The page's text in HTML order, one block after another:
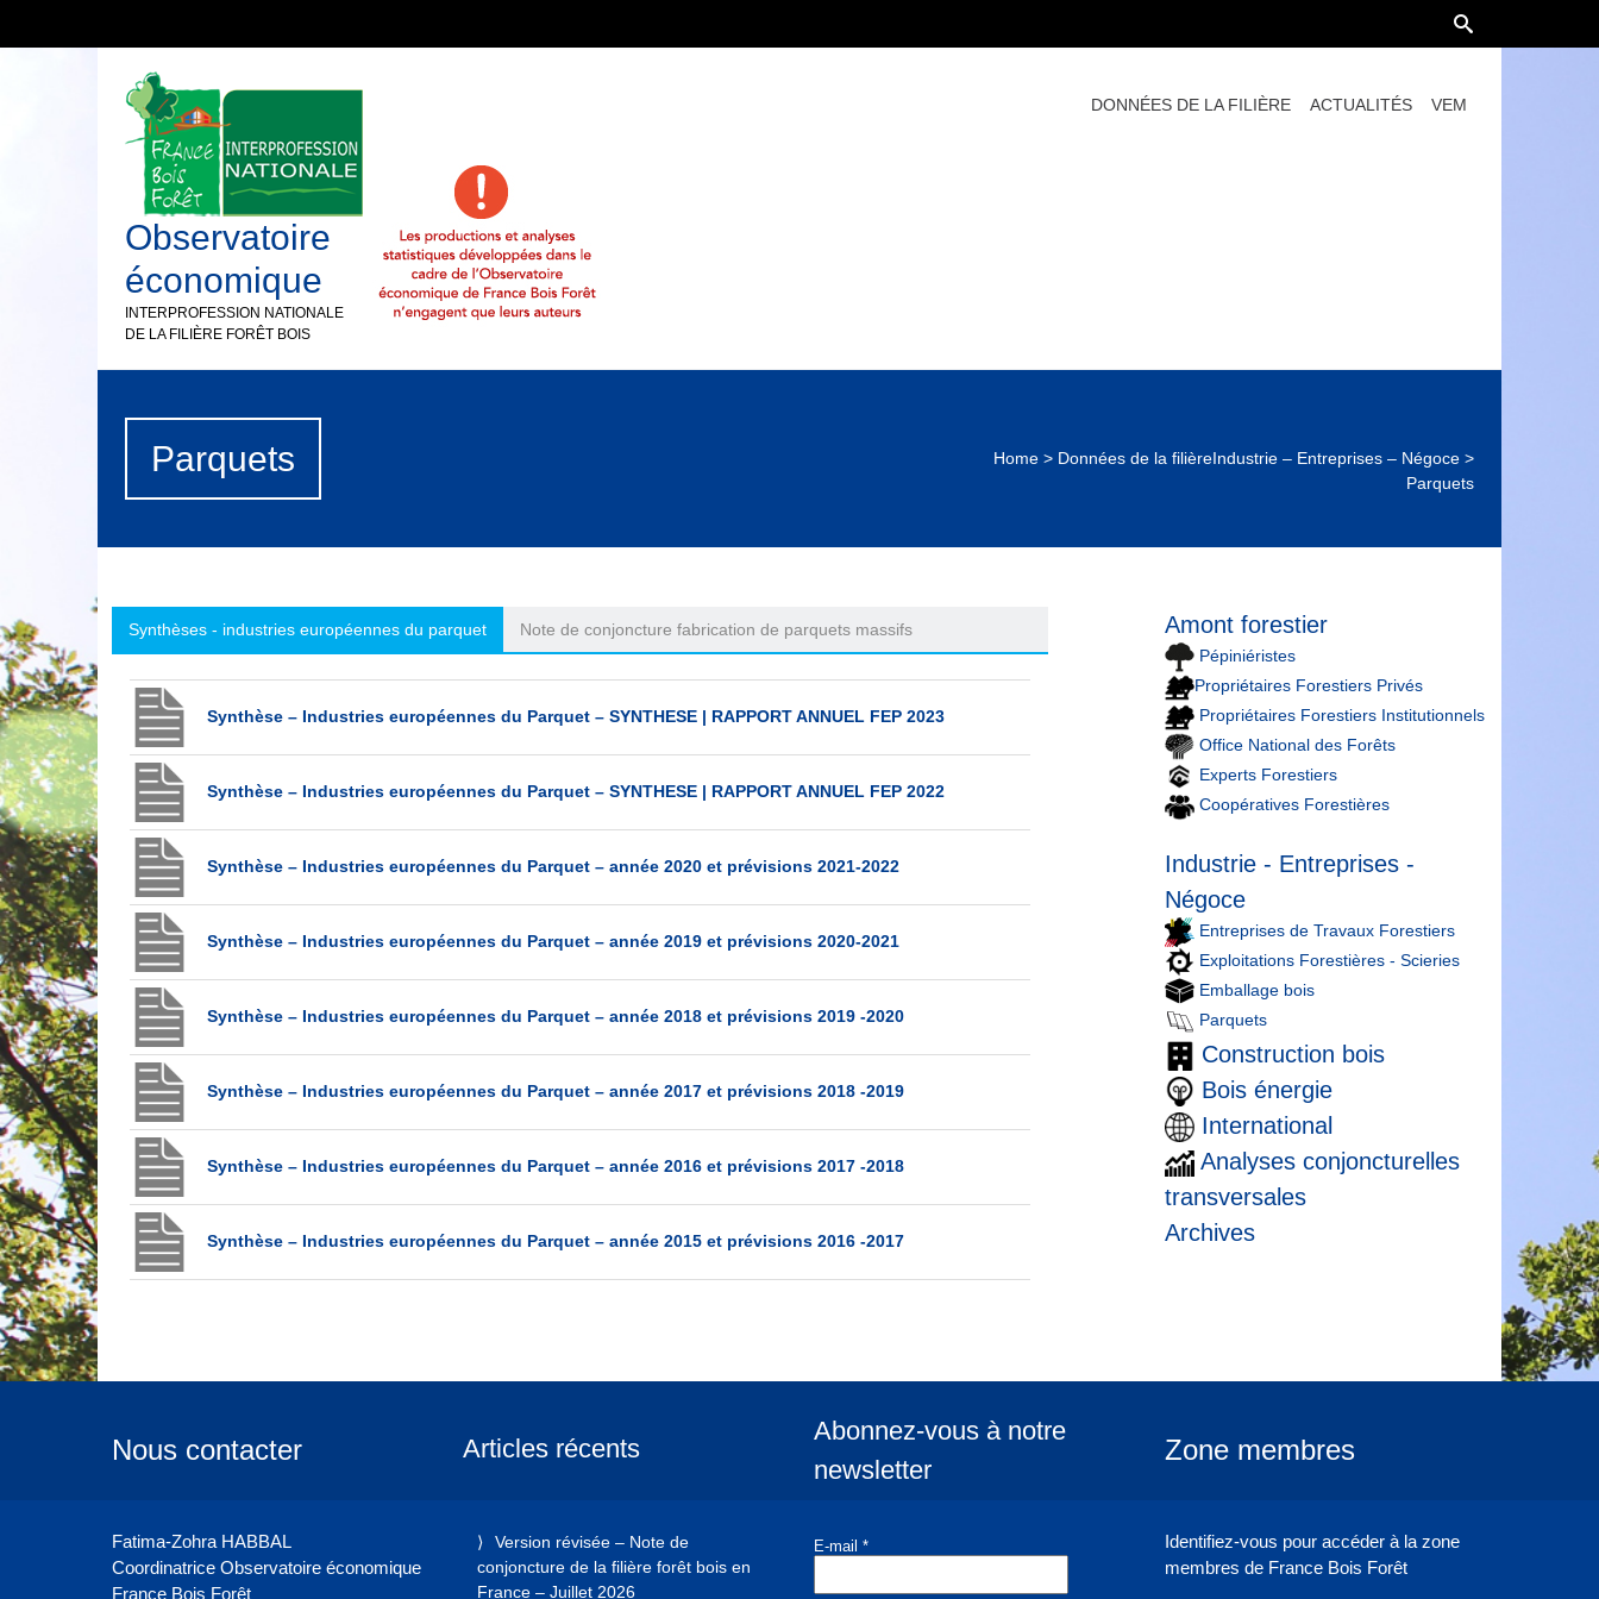
Observatoire
économique
INTERPROFESSION NATIONALE
DE LA FILIÈRE FORÊT BOIS
DONNÉES DE LA FILIÈRE ACTUALITÉS VEM
Parquets Home> Données de la filièreIndustrie – Entreprises – Négoce>
Parquets
Synthèses - industries européennes du parquet Note de conjoncture fabrication de parquets massifs
Synthèse – Industries européennes du Parquet – SYNTHESE | RAPPORT ANNUEL FEP 2023
Synthèse – Industries européennes du Parquet – SYNTHESE | RAPPORT ANNUEL FEP 2022
Synthèse – Industries européennes du Parquet – année 2020 et prévisions 2021-2022
Synthèse – Industries européennes du Parquet – année 2019 et prévisions 2020-2021
Synthèse – Industries européennes du Parquet – année 2018 et prévisions 2019 -2020
Synthèse – Industries européennes du Parquet – année 2017 et prévisions 2018 -2019
Synthèse – Industries européennes du Parquet – année 2016 et prévisions 2017 -2018
Synthèse – Industries européennes du Parquet – année 2015 et prévisions 2016 -2017
Amont forestier
Pépiniéristes
Propriétaires Forestiers Privés
Propriétaires Forestiers Institutionnels
Office National des Forêts
Experts Forestiers
Coopératives Forestières
Industrie - Entreprises -
Négoce
Entreprises de Travaux Forestiers
Exploitations Forestières - Scieries
Emballage bois
Parquets
Construction bois
Bois énergie
International
Analyses conjoncturelles
transversales
Archives
Nous contacter
Fatima-Zohra HABBAL
Coordinatrice Observatoire économique
France Bois Forêt
Articles récents
Version révisée – Note de
conjoncture de la filière forêt bois en
France – Juillet 2026
Abonnez-vous à notre
newsletter
E-mail *
Zone membres
Identifiez-vous pour accéder à la zone
membres de France Bois Forêt